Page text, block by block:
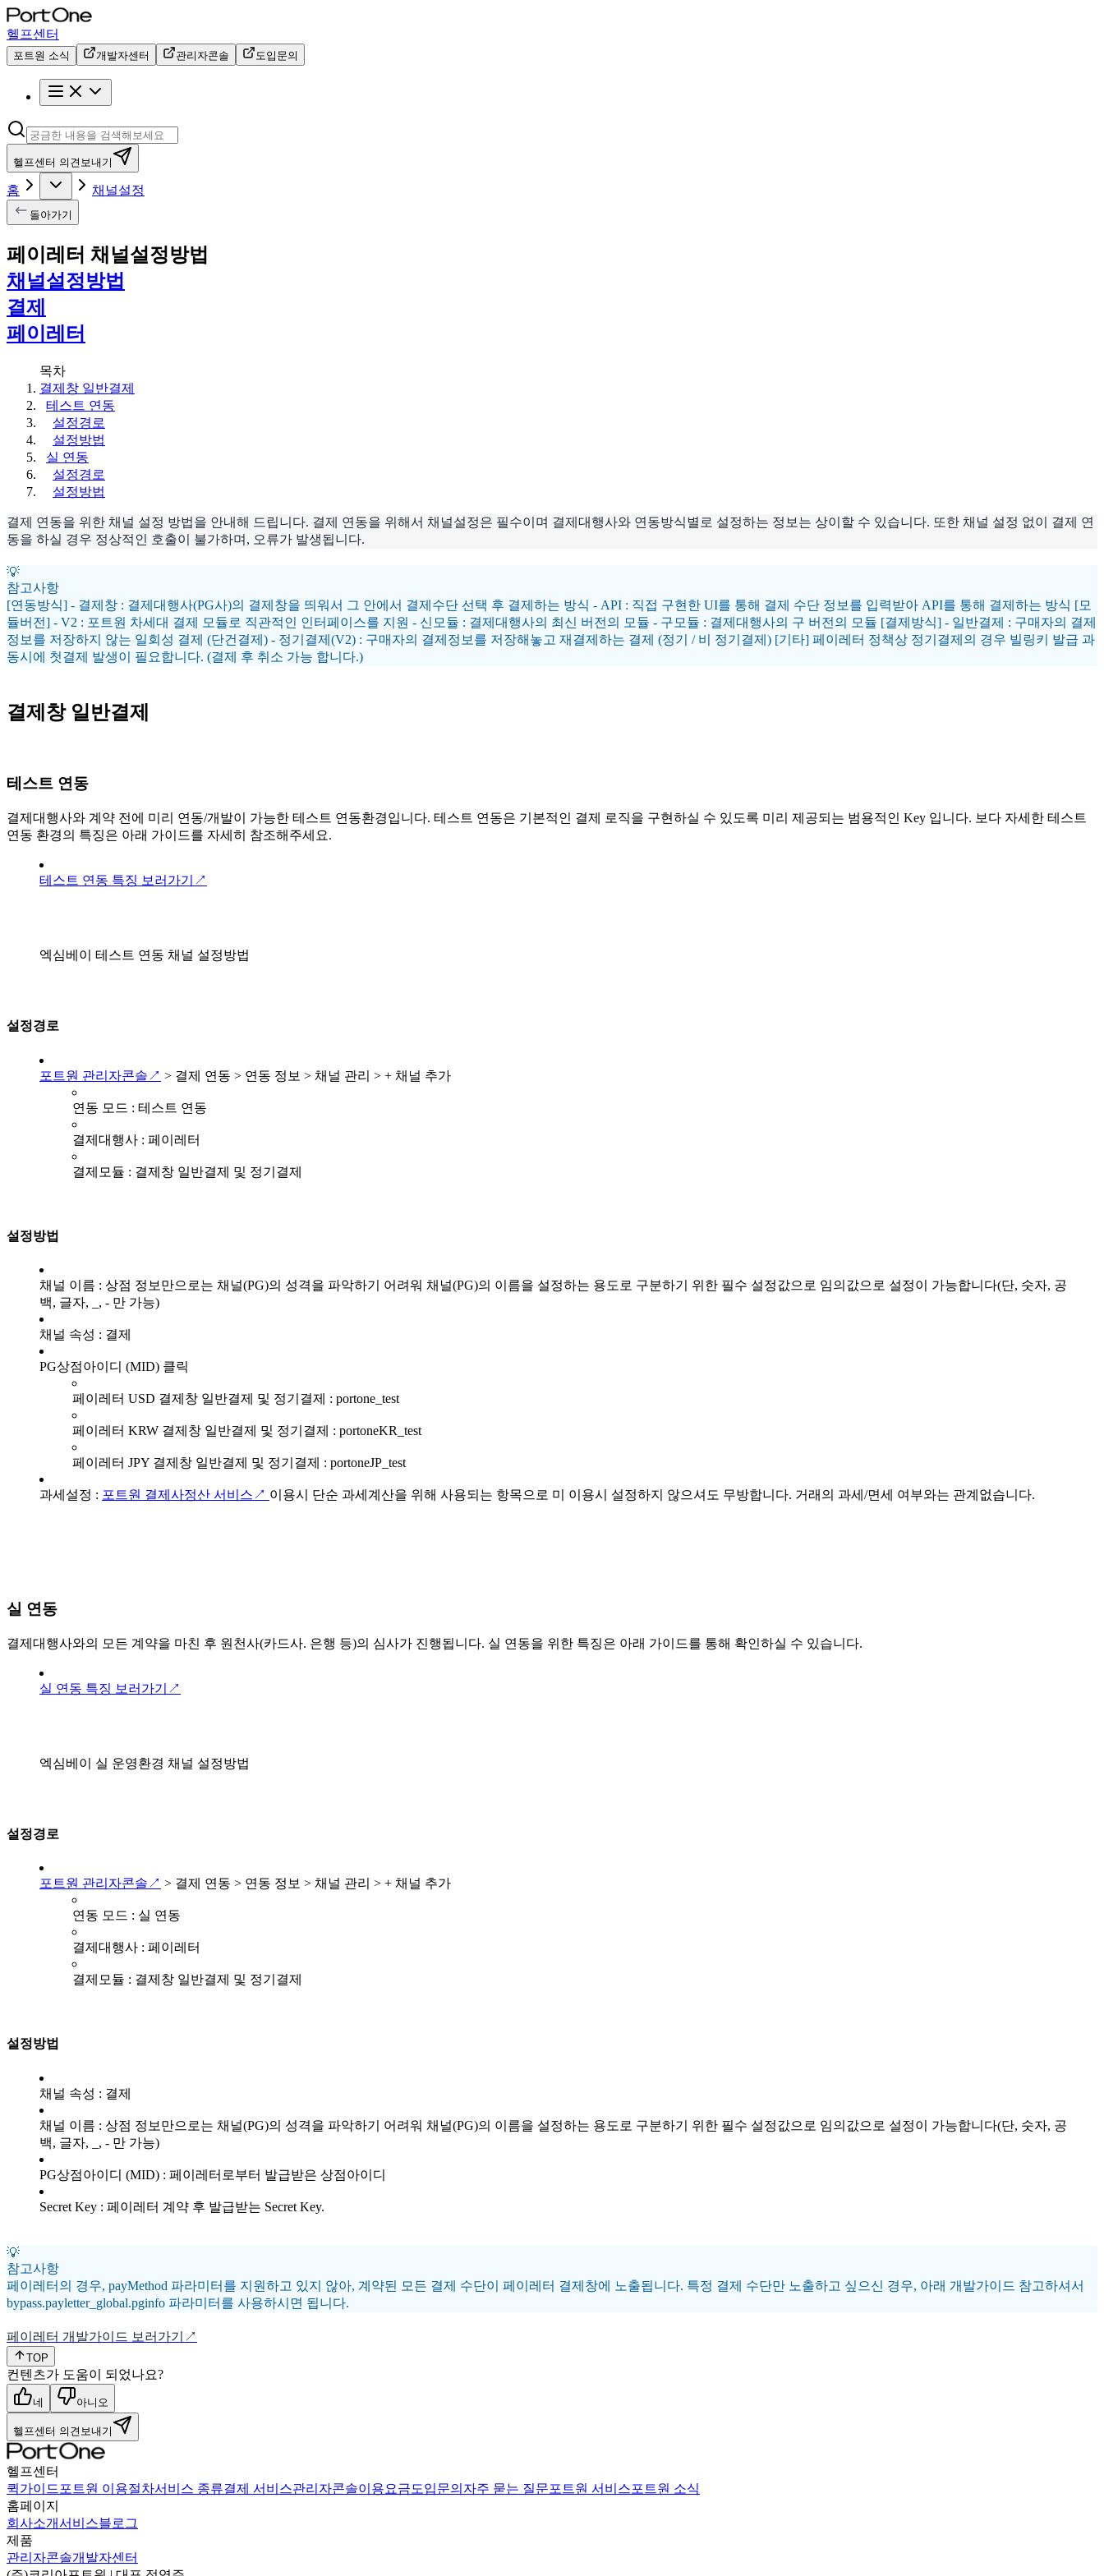
헬프센터
포트원 소식 개발자센터 관리자콘솔 도입문의
헬프센터 의견보내기
홈 채널설정
돌아가기
페이레터 채널설정방법
채널설정방법
결제
페이레터
목차
결제창 일반결제
테스트 연동
설정경로
설정방법
실 연동
설정경로
설정방법
결제 연동을 위한 채널 설정 방법을 안내해 드립니다. 결제 연동을 위해서 채널설정은 필수이며 결제대행사와 연동방식별로 설정하는 정보는 상이할 수 있습니다. 또한 채널 설정 없이 결제 연
동을 하실 경우 정상적인 호출이 불가하며, 오류가 발생됩니다.
💡
참고사항
[연동방식] - 결제창 : 결제대행사(PG사)의 결제창을 띄워서 그 안에서 결제수단 선택 후 결제하는 방식 - API : 직접 구현한 UI를 통해 결제 수단 정보를 입력받아 API를 통해 결제하는 방식 [모
듈버전] - V2 : 포트원 차세대 결제 모듈로 직관적인 인터페이스를 지원 - 신모듈 : 결제대행사의 최신 버전의 모듈 - 구모듈 : 결제대행사의 구 버전의 모듈 [결제방식] - 일반결제 : 구매자의 결제
정보를 저장하지 않는 일회성 결제 (단건결제) - 정기결제(V2) : 구매자의 결제정보를 저장해놓고 재결제하는 결제 (정기 / 비 정기결제) [기타] 페이레터 정책상 정기결제의 경우 빌링키 발급 과
동시에 첫결제 발생이 필요합니다. (결제 후 취소 가능 합니다.)
결제창 일반결제
테스트 연동
결제대행사와 계약 전에 미리 연동/개발이 가능한 테스트 연동환경입니다. 테스트 연동은 기본적인 결제 로직을 구현하실 수 있도록 미리 제공되는 범용적인 Key 입니다. 보다 자세한 테스트
연동 환경의 특징은 아래 가이드를 자세히 참조해주세요.
테스트 연동 특징 보러가기↗
엑심베이 테스트 연동 채널 설정방법
설정경로
포트원 관리자콘솔↗ > 결제 연동 > 연동 정보 > 채널 관리 > + 채널 추가
연동 모드 : 테스트 연동
결제대행사 : 페이레터
결제모듈 : 결제창 일반결제 및 정기결제
설정방법
채널 이름 : 상점 정보만으로는 채널(PG)의 성격을 파악하기 어려워 채널(PG)의 이름을 설정하는 용도로 구분하기 위한 필수 설정값으로 임의값으로 설정이 가능합니다(단, 숫자, 공
백, 글자, _, - 만 가능)
채널 속성 : 결제
PG상점아이디 (MID) 클릭
페이레터 USD 결제창 일반결제 및 정기결제 : portone_test
페이레터 KRW 결제창 일반결제 및 정기결제 : portoneKR_test
페이레터 JPY 결제창 일반결제 및 정기결제 : portoneJP_test
과세설정 : 포트원 결제사정산 서비스↗ 이용시 단순 과세계산을 위해 사용되는 항목으로 미 이용시 설정하지 않으셔도 무방합니다. 거래의 과세/면세 여부와는 관계없습니다.
실 연동
결제대행사와의 모든 계약을 마친 후 원천사(카드사. 은행 등)의 심사가 진행됩니다. 실 연동을 위한 특징은 아래 가이드를 통해 확인하실 수 있습니다.
실 연동 특징 보러가기↗
엑심베이 실 운영환경 채널 설정방법
설정경로
포트원 관리자콘솔↗ > 결제 연동 > 연동 정보 > 채널 관리 > + 채널 추가
연동 모드 : 실 연동
결제대행사 : 페이레터
결제모듈 : 결제창 일반결제 및 정기결제
설정방법
채널 속성 : 결제
채널 이름 : 상점 정보만으로는 채널(PG)의 성격을 파악하기 어려워 채널(PG)의 이름을 설정하는 용도로 구분하기 위한 필수 설정값으로 임의값으로 설정이 가능합니다(단, 숫자, 공
백, 글자, _, - 만 가능)
PG상점아이디 (MID) : 페이레터로부터 발급받은 상점아이디
Secret Key : 페이레터 계약 후 발급받는 Secret Key.
💡
참고사항
페이레터의 경우, payMethod 파라미터를 지원하고 있지 않아, 계약된 모든 결제 수단이 페이레터 결제창에 노출됩니다. 특정 결제 수단만 노출하고 싶으신 경우, 아래 개발가이드 참고하셔서
bypass.payletter_global.pginfo 파라미터를 사용하시면 됩니다.
페이레터 개발가이드 보러가기↗
TOP
컨텐츠가 도움이 되었나요?
네 아니오
헬프센터 의견보내기
헬프센터
퀵가이드 포트원 이용절차서비스 종류결제 서비스관리자콘솔이용요금도입문의 자주 묻는 질문포트원 서비스포트원 소식
홈페이지
회사소개서비스블로그
제품
관리자콘솔개발자센터